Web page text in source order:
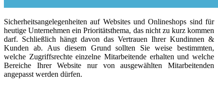
Sicherheitsangelegenheiten auf Websites und Onlineshops sind für
heutige Unternehmen ein Prioritätsthema, das nicht zu kurz kommen
darf. Schließlich hängt davon das Vertrauen Ihrer Kundinnen &
Kunden ab. Aus diesem Grund sollten Sie weise bestimmten,
welche Zugriffsrechte einzelne Mitarbeitende erhalten und welche
Bereiche Ihrer Website nur von ausgewählten Mitarbeitenden
angepasst werden dürfen.